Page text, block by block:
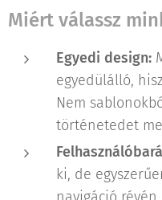
Miért válassz
Egyedi design:
egyedülálló,
Nem
történetedet
ki, de